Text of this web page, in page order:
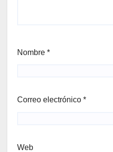
Nombre *
Correo electrónico *
Web